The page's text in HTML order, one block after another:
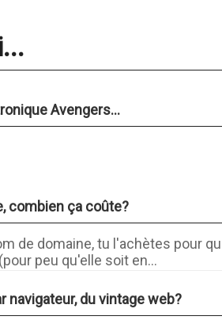
Avengers...
combien ça coûte?
de domaine, tu l'achètes pour
peu qu'elle soit en...
navigateur, du vintage web?